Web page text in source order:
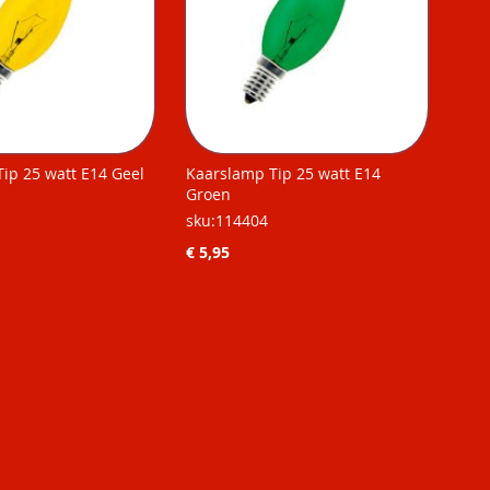
25 watt E14 Geel
Kaarslamp Tip 25 watt E14
Groen
sku:114404
€ 5,95